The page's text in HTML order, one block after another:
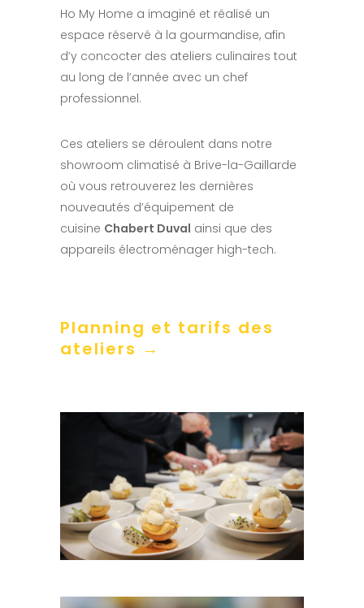
Ho My Home a imaginé et réalisé un
espace réservé à la gourmandise, afin
d’y concocter des ateliers culinaires tout
au long de l’année avec un chef
professionnel.
Ces ateliers se déroulent dans notre
showroom climatisé à Brive-la-Gaillarde
où vous retrouverez les dernières
nouveautés d’équipement de
cuisine Chabert Duval ainsi que des
appareils électroménager high-tech.
Planning et tarifs des
ateliers →